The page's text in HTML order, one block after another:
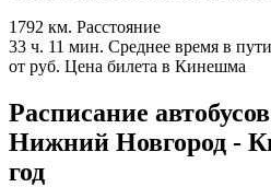
1792 км. Расстояние
33 ч. 11 мин. Среднее время в пути
от руб. Цена билета в Кинешма
Расписание автобусов
Нижний Новгород -
год